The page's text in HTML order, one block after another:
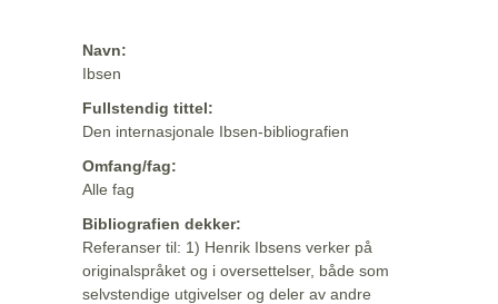
Navn:
Ibsen
Fullstendig tittel:
Den internasjonale Ibsen-bibliografien
Omfang/fag:
Alle fag
Bibliografien dekker:
Referanser til: 1) Henrik Ibsens verker på
originalspråket og i oversettelser, både som
selvstendige utgivelser og deler av andre